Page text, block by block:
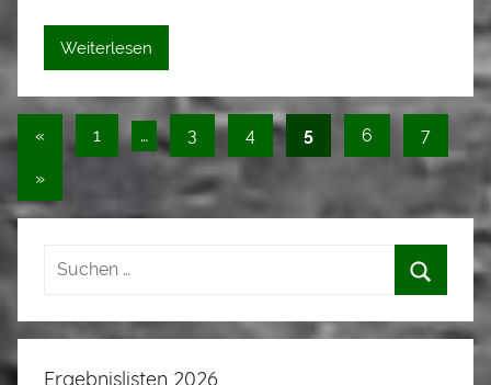
Weiterlesen
Seitennummerierung
der
Beiträge
«Vorherige
1 … 3 4 5 6 7
Nächste
Beiträge
»
Ergebnislisten 2026